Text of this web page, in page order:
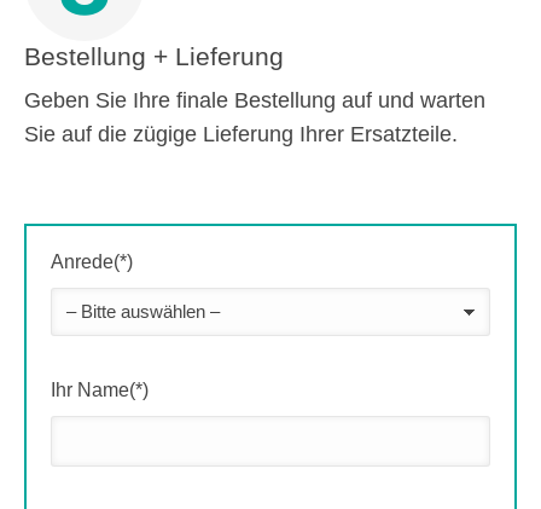
Bestellung + Lieferung
Geben Sie Ihre finale Bestellung auf und warten
Sie auf die zügige Lieferung Ihrer Ersatzteile.
Anrede(*)
Ihr Name(*)